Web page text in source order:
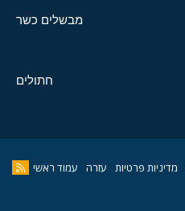
מבשלים כשר
חתולים
מדיניות פרטיות עזרה עמוד ראשי